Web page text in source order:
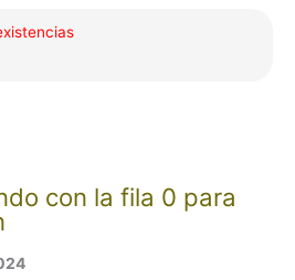
con la fila 0 para